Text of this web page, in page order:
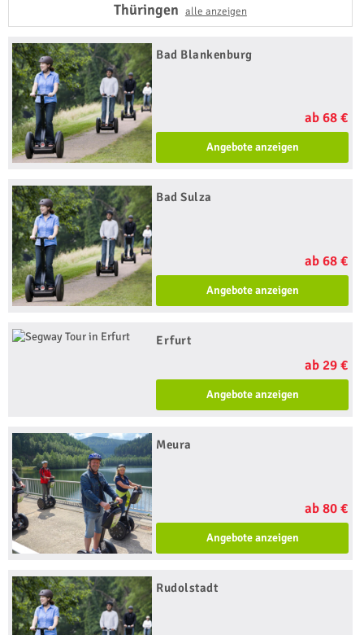
Thüringen alle anzeigen
Bad Blankenburg
ab 68 €
Angebote anzeigen
Bad Sulza
ab 68 €
Angebote anzeigen
Erfurt
ab 29 €
Angebote anzeigen
Meura
ab 80 €
Angebote anzeigen
Rudolstadt